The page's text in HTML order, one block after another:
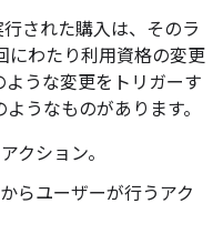
された購入は、そのラ
にわたり利用資格の変更
うな変更をトリガーす
うなものがあります。
クション。
らユーザーが行うアク